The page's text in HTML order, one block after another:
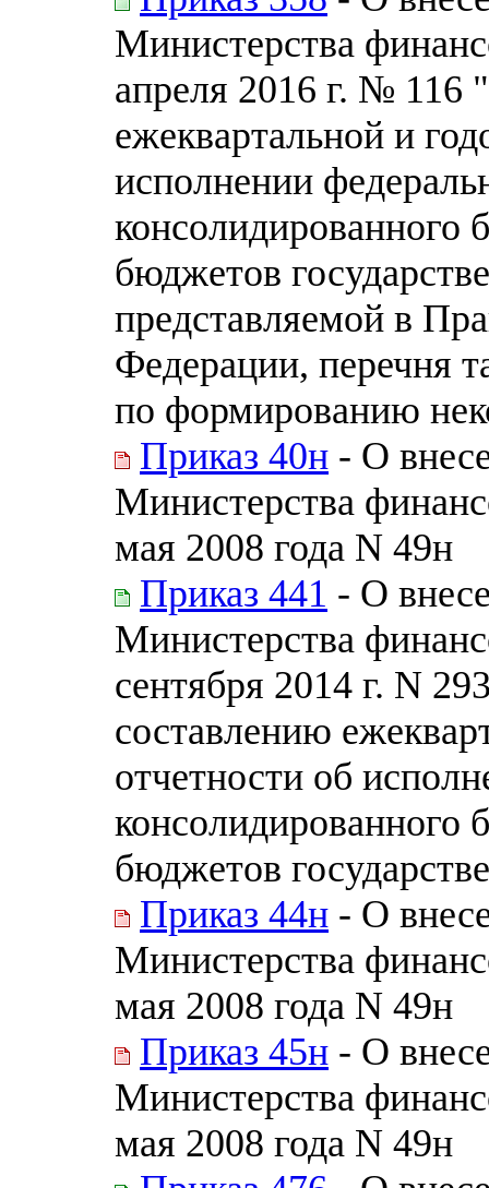
Министерства
апреля 2016 г. №
ежеквартальной и
исполнении
консолидированного
бюджетов
представляемой в
Федерации, перечня
по формированию
Приказ 40н - О
Министерства
мая 2008 года N 49н
Приказ 441 - О
Министерства
сентября 2014 г. N
составлению
отчетности об
консолидированного
бюджетов
Приказ 44н - О
Министерства
мая 2008 года N 49н
Приказ 45н - О
Министерства
мая 2008 года N 49н